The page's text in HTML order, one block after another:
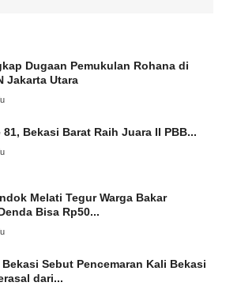
Dugaan Pemukulan Rohana di
Jakarta Utara
81, Bekasi Barat Raih Juara II PBB...
Melati Tegur Warga Bakar
Bisa Rp50...
Bekasi Sebut Pencemaran Kali Bekasi
dari...